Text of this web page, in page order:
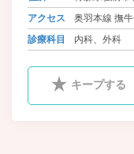
アクセス
奥羽本線 撫
奥羽本線、弘
診療科目 内科、外科
キープする